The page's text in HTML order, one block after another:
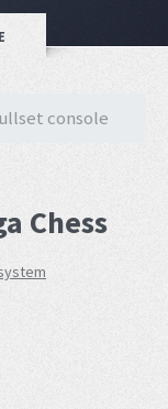
console
Chess